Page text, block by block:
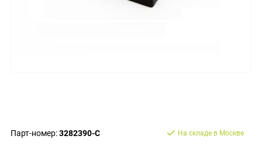
Парт-номер:3282390-C На складе в Москве